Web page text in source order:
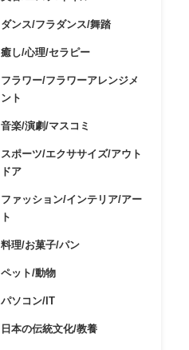
ダンス/フラダンス/舞踏
癒し/心理/セラピー
フラワー/フラワーアレンジメ
ント
音楽/演劇/マスコミ
スポーツ/エクササイズ/アウト
ドア
ファッション/インテリア/アー
ト
料理/お菓子/パン
ペット/動物
パソコン/IT
日本の伝統文化/教養